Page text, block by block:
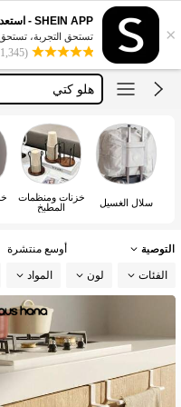
×
SHEIN APP - استعد، انطلق، تألق بالأناقة!
تستحق التجربة،
(1,345)
cirelle
هلوكتي
هلو كتي
هيلو كتي
cirelle
هلوكتي
سلال الغسيل
خزنات ومنظمات
المطبخ
التوصية أوسع منتشرة
الفئات لون المواد